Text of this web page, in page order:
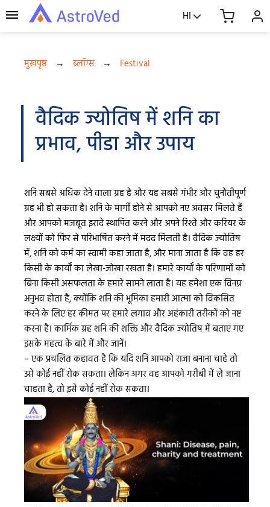
HI
मुखपृष्ठ → ब्लॉग्स → Festival
वैदिक ज्योतिष में शनि का
प्रभाव, पीडा और उपाय
शनि सबसे अधिक देने वाला ग्रह है और यह सबसे गंभीर और चुनौतीपूर्ण
ग्रह भी हो सकता है। शनि के मार्गी होने से आपको नए अवसर मिलते हैं
और आपको मजबूत इरादे स्थापित करने और अपने रिश्ते और करियर के
लक्ष्यों को फिर से परिभाषित करने में मदद मिलती है। वैदिक ज्योतिष
में, शनि को कर्म का स्वामी कहा जाता है, और माना जाता है कि वह हर
किसी के कार्यों का लेखा-जोखा रखता है। हमारे कार्यों के परिणामों को
बिना किसी असफलता के हमारे सामने लाता है। यह हमेशा एक विनम्र
अनुभव होता है, क्योंकि शनि की भूमिका हमारी आत्मा को विकसित
करने के लिए हर कीमत पर हमारे लगाव और अहंकारी तरीकों को नष्ट
करना है। कार्मिक ग्रह शनि की शक्ति और वैदिक ज्योतिष में बताए गए
इसके महत्व के बारे में और जानें।
– एक प्रचलित कहावत है कि यदि शनि आपको राजा बनाना चाहे तो
उसे कोई नहीं रोक सकता। लेकिन अगर वह आपको गरीबी में ले जाना
चाहता है, तो इसे कोई नहीं रोक सकता।